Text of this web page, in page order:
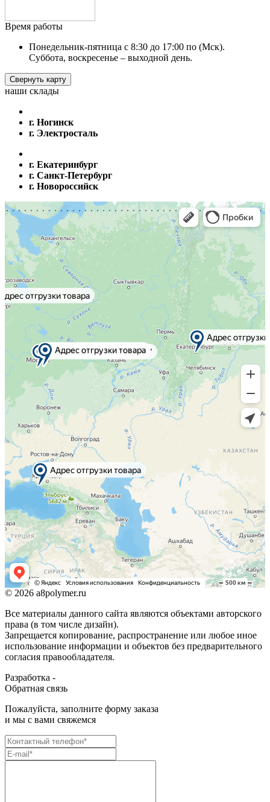
Время работы
Понедельник-пятница с 8:30 до 17:00 по (Мск).
Суббота, воскресенье – выходной день.
Свернуть карту
наши склады
г. Ногинск
г. Электросталь
г. Екатеринбург
г. Санкт-Петербург
г. Новороссийск
© 2026 a8polymer.ru
Все материалы данного сайта являются объектами авторского
права (в том числе дизайн).
Запрещается копирование, распространение или любое иное
использование информации и объектов без предварительного
согласия правообладателя.
Разработка -
Обратная связь
Пожалуйста, заполните форму заказа
и мы с вами свяжемся